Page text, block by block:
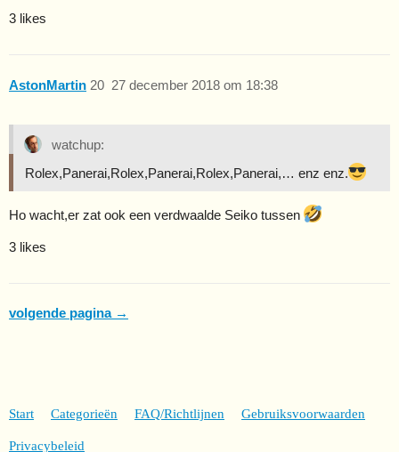
3 likes
AstonMartin 27 december 2018 om 18:38
20
watchup:
Rolex,Panerai,Rolex,Panerai,Rolex,Panerai,… enz enz.
Ho wacht,er zat ook een verdwaalde Seiko tussen
3 likes
volgende pagina →
Start Categorieën FAQ/Richtlijnen Gebruiksvoorwaarden
Privacybeleid